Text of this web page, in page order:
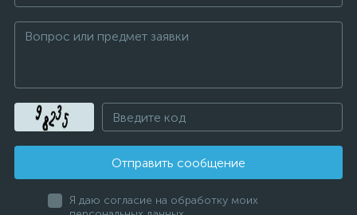
Отправить сообщение
Я даю согласие на обработку моих